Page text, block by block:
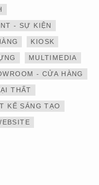
- SỰ KIỆN
KIOSK
MULTIMEDIA
- CỬA HÀNG
THẤT
KẾ SÁNG TẠO